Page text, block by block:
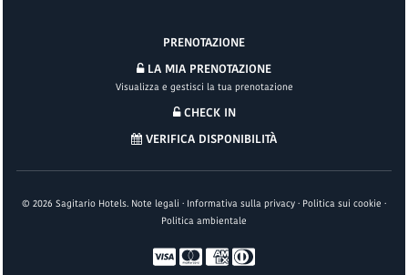
PRENOTAZIONE
LA MIA PRENOTAZIONE
Visualizza e gestisci la tua prenotazione
CHECK IN
VERIFICA DISPONIBILITÀ
© 2026 Sagitario Hotels. Note legali · Informativa sulla privacy · Politica sui cookie ·
Politica ambientale